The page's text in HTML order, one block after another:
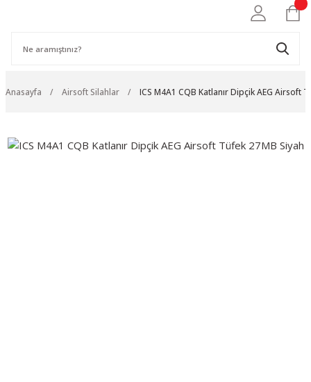
Anasayfa Airsoft Silahlar ICS M4A1 CQB Katlanır Dipçik AEG Airsoft